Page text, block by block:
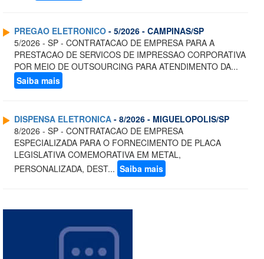
PREGAO ELETRONICO - 5/2026 - CAMPINAS/SP
5/2026 - SP - CONTRATACAO DE EMPRESA PARA A
PRESTACAO DE SERVICOS DE IMPRESSAO CORPORATIVA
POR MEIO DE OUTSOURCING PARA ATENDIMENTO DA...
Saiba mais
DISPENSA ELETRONICA - 8/2026 - MIGUELOPOLIS/SP
8/2026 - SP - CONTRATACAO DE EMPRESA
ESPECIALIZADA PARA O FORNECIMENTO DE PLACA
LEGISLATIVA COMEMORATIVA EM METAL,
PERSONALIZADA, DEST... Saiba mais